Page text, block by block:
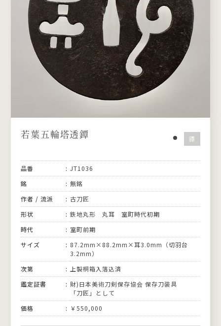
若葉五輪塔透鐔 鐔
品番
JT1036
銘
無銘
作者 / 流派
古刀匠
形状
鉄地丸形 丸耳 室町時代初期
時代
室町前期
サイズ
87.2mm×88.2mm×耳3.0mm（切羽台
3.2mm）
次第
上製桐箱入落込済
鑑定証書
財)日本美術刀剣保存協会 保存刀装具
「刀匠」として
価格
￥550,000